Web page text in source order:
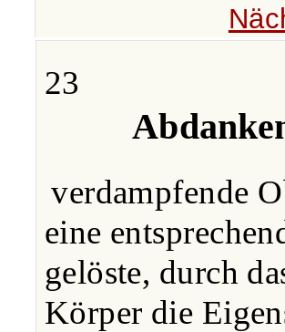
23
verdampfende
eine
gelöste, durch
Körper die